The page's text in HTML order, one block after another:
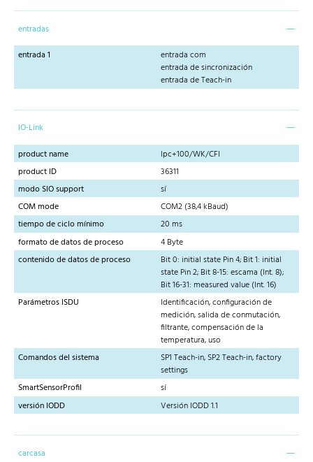
entradas
entrada 1
entrada com
entrada de sincronización
entrada de Teach-in
IO-Link
product name
lpc+100/WK/CFI
product ID
36311
modo SIO support
sí
COM mode
COM2 (38,4 kBaud)
tiempo de ciclo mínimo
20 ms
formato de datos de proceso
4 Byte
contenido de datos de proceso
Bit 0: initial state Pin 4; Bit 1: initial
state Pin 2; Bit 8-15: escama (Int. 8);
Bit 16-31: measured value (Int. 16)
Parámetros ISDU
Identificación, configuración de
medición, salida de conmutación,
filtrante, compensación de la
temperatura, uso
Comandos del sistema
SP1 Teach-in, SP2 Teach-in, factory
settings
SmartSensorProfil
sí
versión IODD
Versión IODD 1.1
carcasa